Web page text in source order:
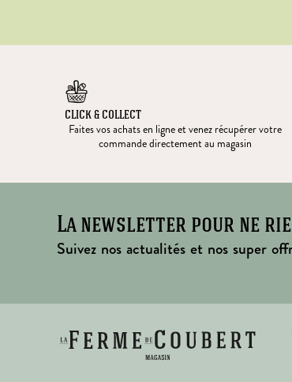
CLICK & COLLECT
Faites vos achats en ligne et venez récupérer votre
commande directement au magasin
La newsletter pour ne
Suivez nos actualités et nos super